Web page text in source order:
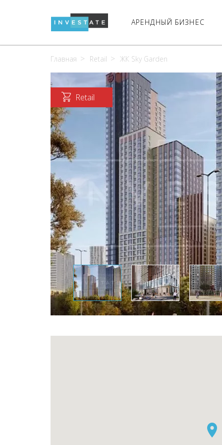
АРЕНДНЫЙ БИЗНЕС
Главная Retail ЖК Sky Garden
Retail